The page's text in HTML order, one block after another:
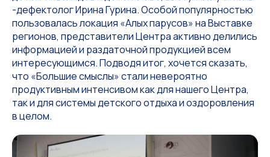
-дефектолог Ирина Гурина. Особой популярностью
пользовалась локация «Алых парусов» на Выставке
регионов, представители Центра активно делились
информацией и раздаточной продукцией всем
интересующимся. Подводя итог, хочется сказать,
что «Большие смыслы» стали невероятно
продуктивным интенсивом как для нашего Центра,
так и для системы детского отдыха и оздоровления
в целом.